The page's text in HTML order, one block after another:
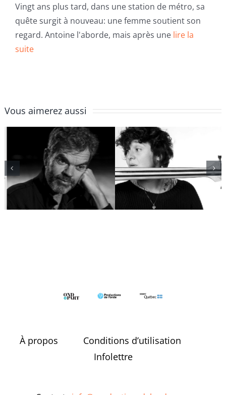
Vingt ans plus tard, dans une station de métro, sa
quête surgit à nouveau: une femme soutient son
regard. Antoine l'aborde, mais après une lire la
suite
Vous aimerez aussi
Edgar Bori
Marion
Cousineau
À propos
Conditions d’utilisation
Infolettre